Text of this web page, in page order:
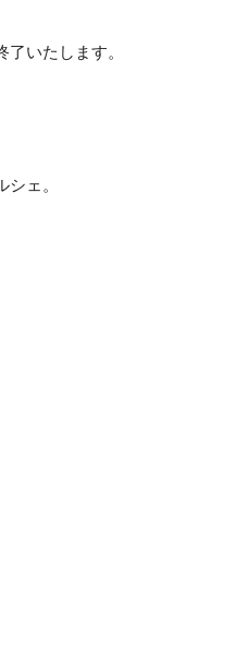
いたします。
ェ。